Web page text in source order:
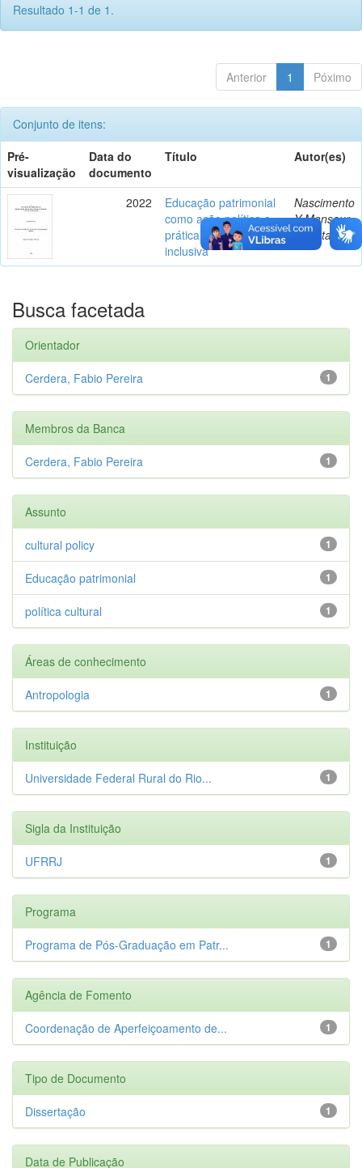
Resultado 1-1 de 1.
Anterior 1 Póximo
Conjunto de itens:
Pré-
visualização
Data do
documento
Título Autor(es)
2022
Educação patrimonial
como ação política e
prática pedagógica
inclusiva
Nascimento
Y Mansour,
Renata
Busca facetada
Orientador
1
Cerdera, Fabio Pereira
Membros da Banca
1
Cerdera, Fabio Pereira
Assunto
1
cultural policy
1
Educação patrimonial
1
política cultural
Áreas de conhecimento
1
Antropologia
Instituição
1
Universidade Federal Rural do Rio...
Sigla da Instituição
1
UFRRJ
Programa
1
Programa de Pós-Graduação em Patr...
Agência de Fomento
1
Coordenação de Aperfeiçoamento de...
Tipo de Documento
1
Dissertação
Data de Publicação